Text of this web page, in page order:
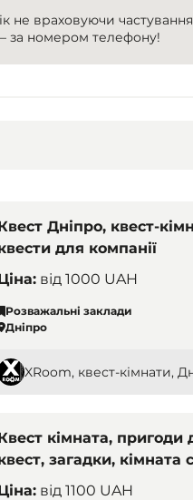
не враховуючи
за номером телефону!
Дніпро, квест-
для компанії
від 1000 UAH
Розважальні заклади
Дніпро
XRoom, квест-кімнати,
кімната, пригоди
загадки,
від 1100 UAH